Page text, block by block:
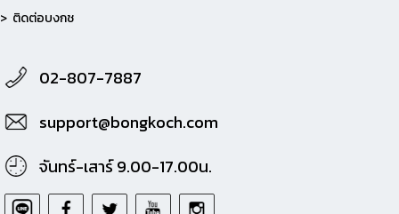
> ติดต่อบงกช
02-807-7887
support@bongkoch.com
จันทร์-เสาร์ 9.00-17.00น.